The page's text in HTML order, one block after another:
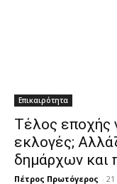
Επικαιρότητα
Τέλος εποχής
εκλογές;
δημάρχων και
Πέτρος Πρωτόγερος -